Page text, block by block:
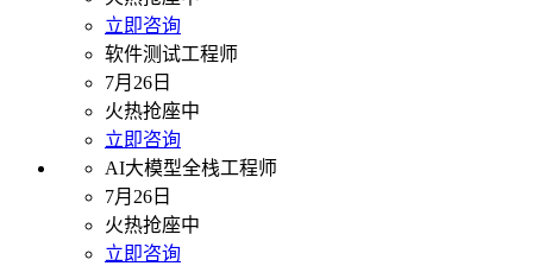
立即咨询
软件测试工程师
7月26日
火热抢座中
立即咨询
AI大模型全栈工程师
7月26日
火热抢座中
立即咨询